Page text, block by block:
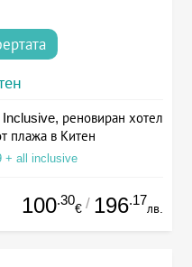
реновиран хотел
плажа в Китен
+ all inclusive
100.30
€ / 196.17
лв.